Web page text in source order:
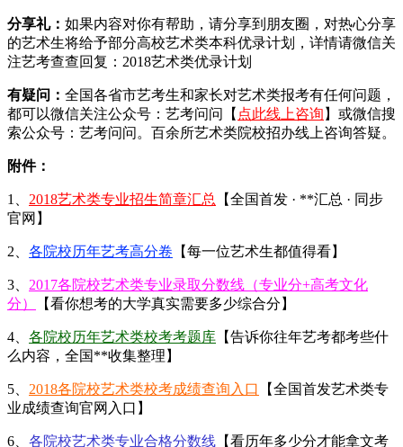
分享礼： 如果内容对你有帮助，请分享到朋友圈，对热心分享
的艺术生将给予部分高校艺术类本科优录计划，详情请微信关
注艺考查查回复：2018艺术类优录计划
有疑问： 全国各省市艺考生和家长对艺术类报考有任何问题，
都可以微信关注公众号：艺考问问【 点此线上咨询 】或微信搜
索公众号：艺考问问。百余所艺术类院校招办线上咨询答疑。
附件：
1、 2018艺术类专业招生简章汇总
【全国首发 · **汇总 · 同步
官网】
2、 各院校历年艺考高分卷 【每一位艺术生都值得看】
3、 2017各院校艺术类专业录取分数线（专业分+高考文化
分）
【看你想考的大学真实需要多少综合分】
4、 各院校历年艺术类校考考题库 【告诉你往年艺考都考些什
么内容，全国**收集整理】
5、 2018各院校艺术类校考成绩查询入口
【全国首发艺术类专
业成绩查询官网入口】
6、 各院校艺术类专业合格分数线 【看历年多少分才能拿文考